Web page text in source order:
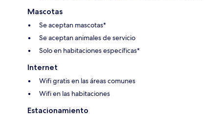
Mascotas
Se aceptan mascotas*
Se aceptan animales de servicio
Solo en habitaciones específicas*
Internet
Wifi gratis en las áreas comunes
Wifi en las habitaciones
Estacionamiento